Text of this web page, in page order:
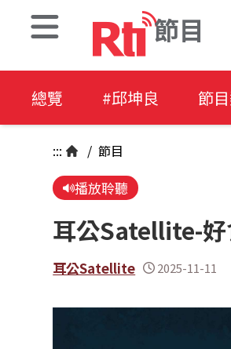
節目
總覽 #邱坤良 節
::: / 節目
播放聆聽
耳公Satellite-
耳公Satellite 2025-11-11